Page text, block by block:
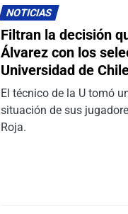
NOTICIAS
Filtran la decisión
Álvarez con los
Universidad de
El técnico de la U tomó
situación de sus
Roja.